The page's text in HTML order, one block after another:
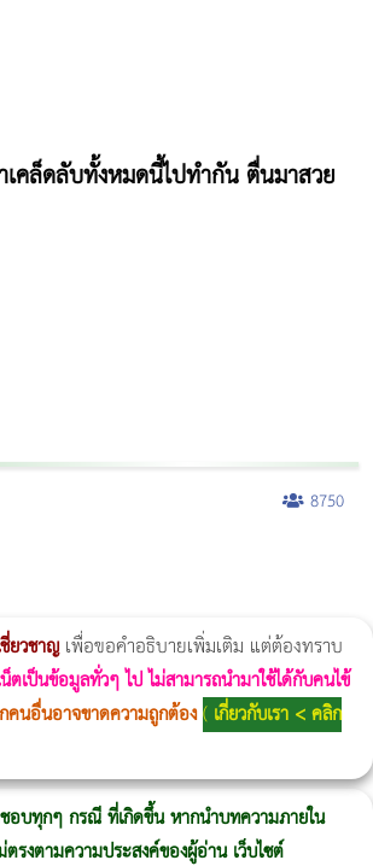
คล็ดลับทั้งหมดนี้ไปทำกัน ตื่นมาสวย
8750
ยวชาญเพื่อขอคำอธิบายเพิ่มเติม แต่ต้องทราบ
ตเป็นข้อมูลทั่วๆ ไป ไม่สามารถนำมาใช้ได้กับคนไข้
คนอื่นอาจขาดความถูกต้อง( เกี่ยวกับเรา < คลิก
ชอบทุกๆ กรณี ที่เกิดขึ้น หากนำบทความภายใน
รงตามความประสงค์ของผู้อ่าน เว็บไซต์